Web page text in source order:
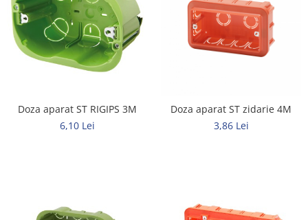
Doza aparat ST RIGIPS 3M
6,10 Lei
Doza aparat ST zidarie 4M
3,86 Lei